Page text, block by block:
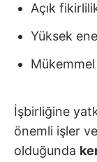
Açık
Yüksek
İşbirliğine
önemli işler ve
olduğunda